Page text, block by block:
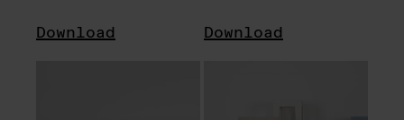
Download Download